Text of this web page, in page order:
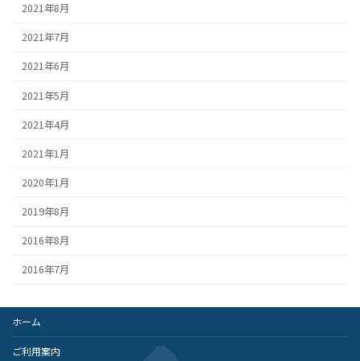
2021年8月
2021年7月
2021年6月
2021年5月
2021年4月
2021年1月
2020年1月
2019年8月
2016年8月
2016年7月
ホーム
ご利用案内